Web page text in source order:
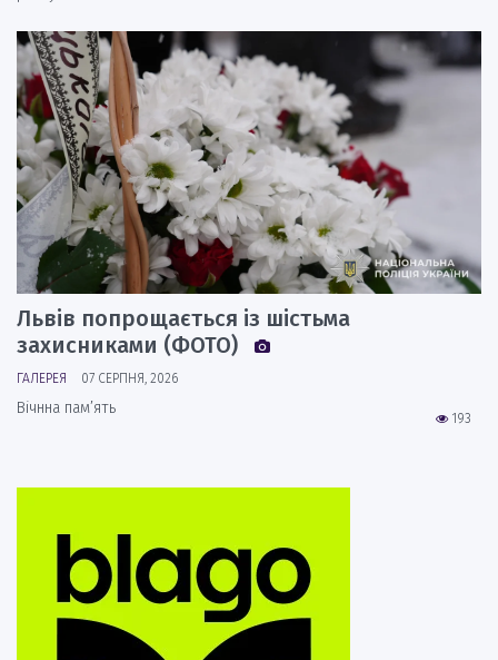
Львів попрощається із шістьма
захисниками (ФОТО)
ГАЛЕРЕЯ 07 СЕРПНЯ, 2026
193
Вічнна пам’ять